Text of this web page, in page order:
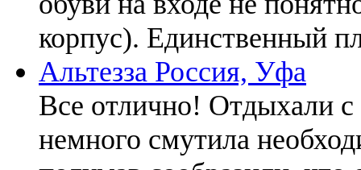
корпус). Единственный
Альтезза Россия, Уфа
Все отлично! Отдыхали с
немного смутила